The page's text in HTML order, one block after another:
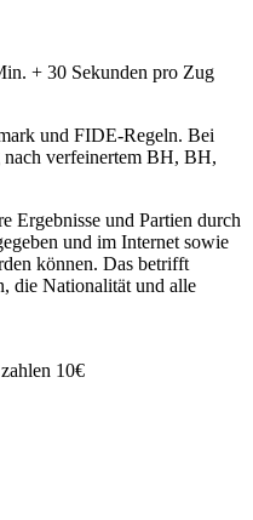
+ 30 Sekunden pro Zug
und FIDE-Regeln. Bei
verfeinertem BH, BH,
Ergebnisse und Partien durch
und im Internet sowie
können. Das betrifft
die Nationalität und alle
10€